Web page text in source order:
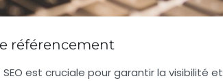
référencement
est cruciale pour garantir la visibilité et